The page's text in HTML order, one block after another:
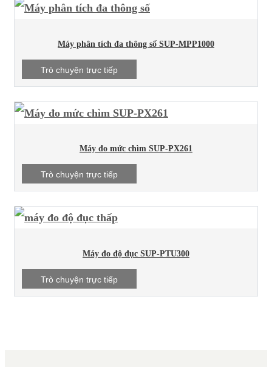
Máy phân tích đa thông số SUP-MPP1000
Trò chuyện trực tiếp
Máy đo mức chìm SUP-PX261
Trò chuyện trực tiếp
Máy đo độ đục SUP-PTU300
Trò chuyện trực tiếp